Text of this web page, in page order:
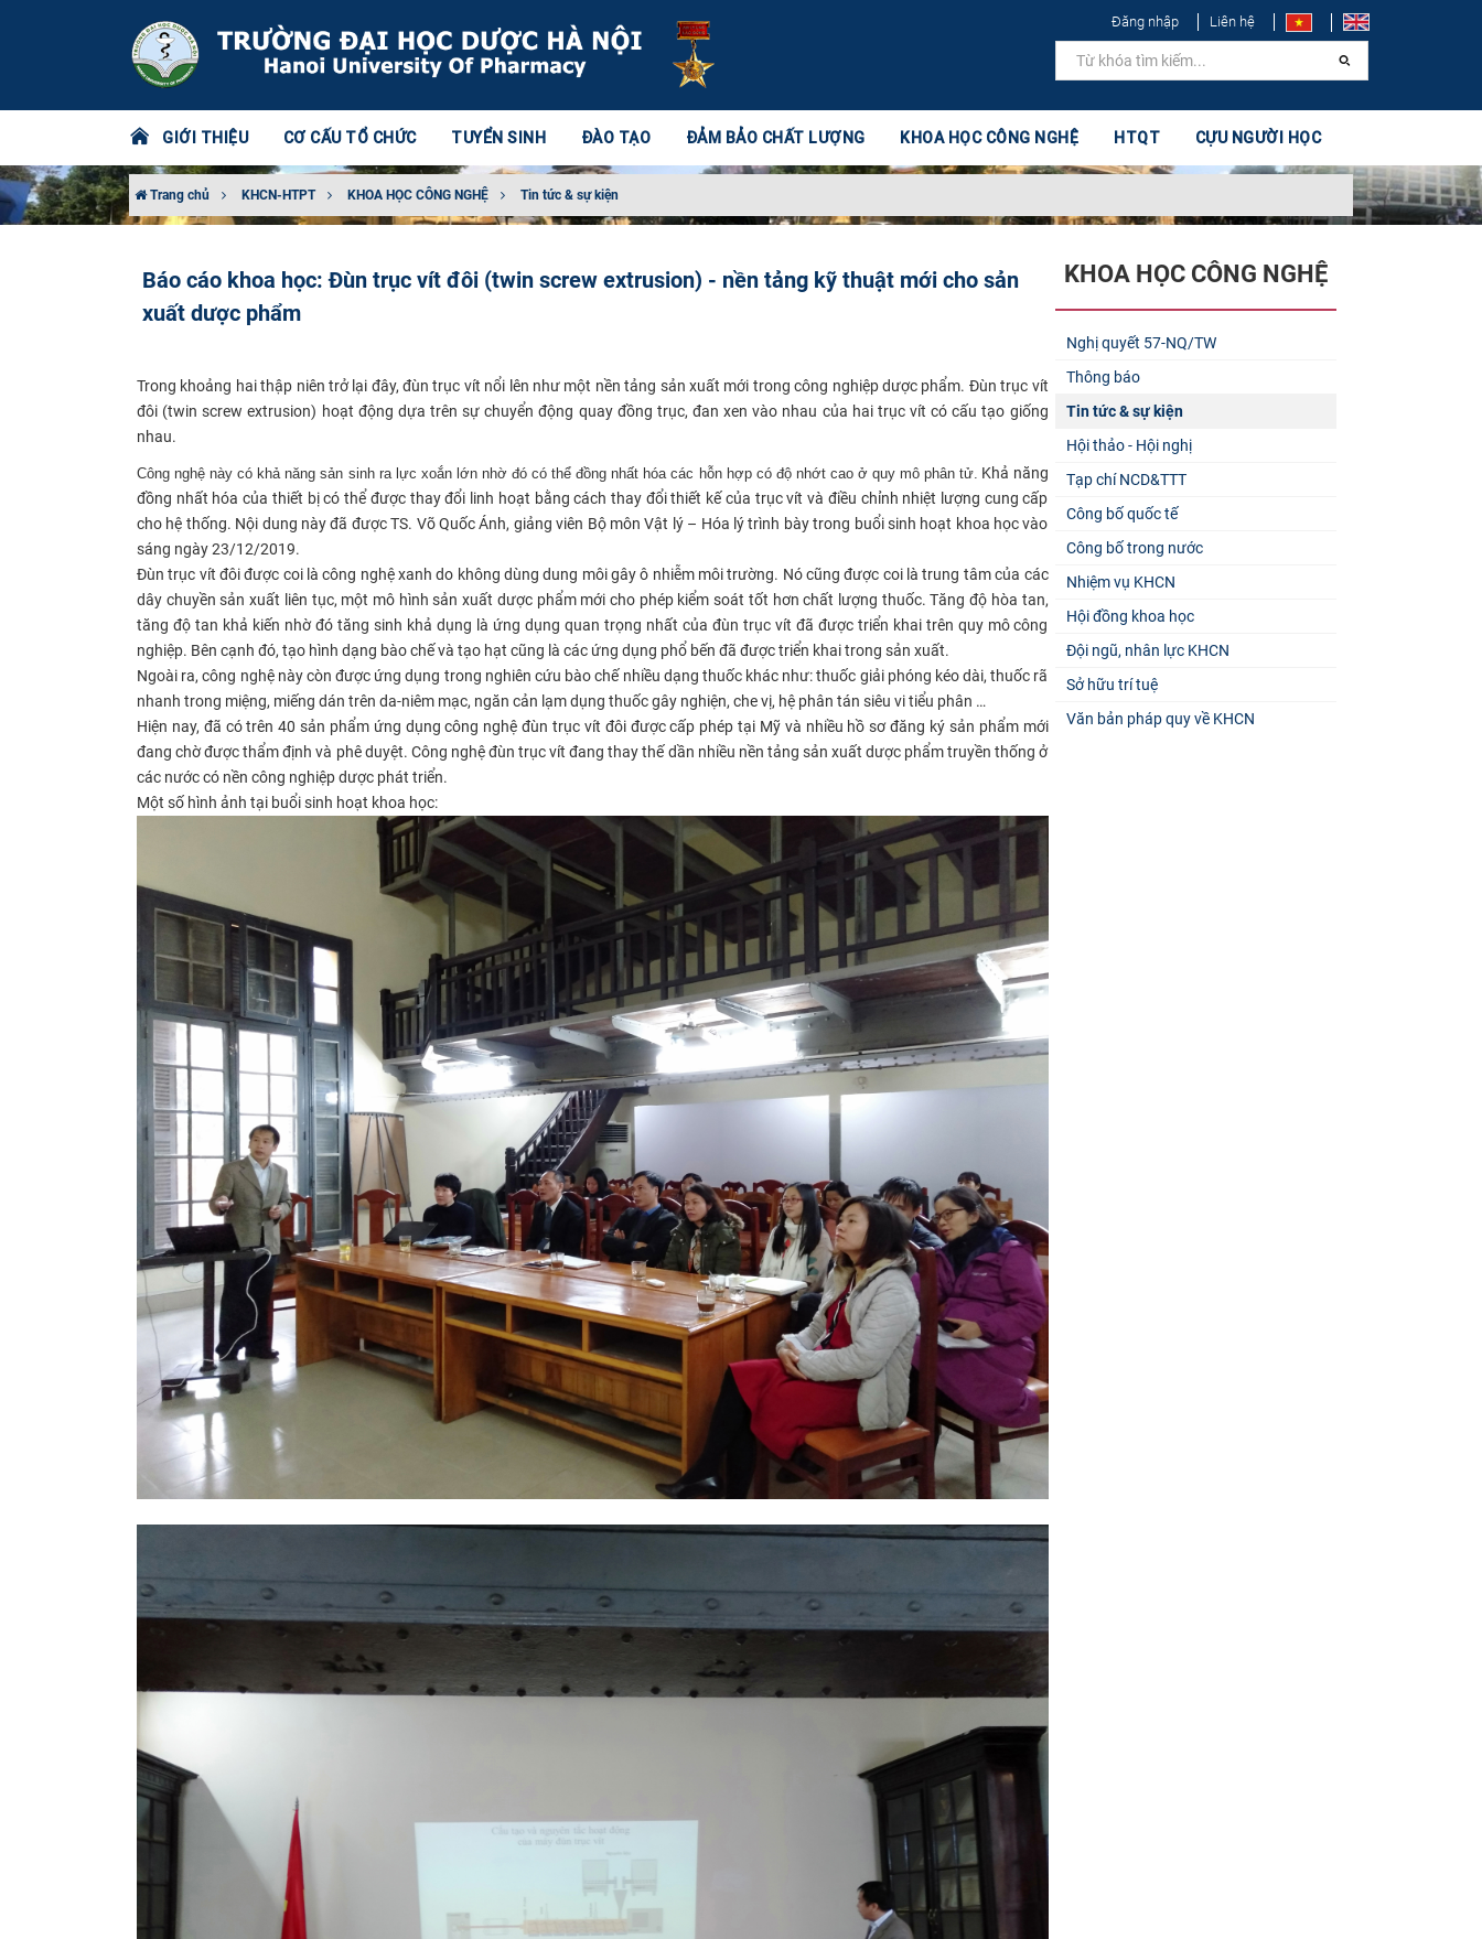
Đăng nhập Liên hệ
GIỚI THIỆU CƠ CẤU TỔ CHỨC TUYỂN SINH ĐÀO TẠO ĐẢM BẢO CHẤT LƯỢNG KHOA HỌC CÔNG NGHỆ HTQT CỰU NGƯỜI HỌC
Trang chủ KHCN-HTPT KHOA HỌC CÔNG NGHỆ Tin tức & sự kiện
Báo cáo khoa học: Đùn trục vít đôi (twin screw extrusion) - nền tảng kỹ thuật mới cho sản
xuất dược phẩm
Trong khoảng hai thập niên trở lại đây, đùn trục vít nổi lên như một nền tảng sản xuất mới trong công nghiệp dược phẩm. Đùn trục vít
đôi (twin screw extrusion) hoạt động dựa trên sự chuyển động quay đồng trục, đan xen vào nhau của hai trục vít có cấu tạo giống
nhau.
Công nghệ này có khả năng sản sinh ra lực xoắn lớn nhờ đó có thể đồng nhất hóa các hỗn hợp có độ nhớt cao ở quy mô phân tử. Khả năng
đồng nhất hóa của thiết bị có thể được thay đổi linh hoạt bằng cách thay đổi thiết kế của trục vít và điều chỉnh nhiệt lượng cung cấp
cho hệ thống. Nội dung này đã được TS. Võ Quốc Ánh, giảng viên Bộ môn Vật lý – Hóa lý trình bày trong buổi sinh hoạt khoa học vào
sáng ngày 23/12/2019.
Đùn trục vít đôi được coi là công nghệ xanh do không dùng dung môi gây ô nhiễm môi trường. Nó cũng được coi là trung tâm của các
dây chuyền sản xuất liên tục, một mô hình sản xuất dược phẩm mới cho phép kiểm soát tốt hơn chất lượng thuốc. Tăng độ hòa tan,
tăng độ tan khả kiến nhờ đó tăng sinh khả dụng là ứng dụng quan trọng nhất của đùn trục vít đã được triển khai trên quy mô công
nghiệp. Bên cạnh đó, tạo hình dạng bào chế và tạo hạt cũng là các ứng dụng phổ bến đã được triển khai trong sản xuất.
Ngoài ra, công nghệ này còn được ứng dụng trong nghiên cứu bào chế nhiều dạng thuốc khác như: thuốc giải phóng kéo dài, thuốc rã
nhanh trong miệng, miếng dán trên da-niêm mạc, ngăn cản lạm dụng thuốc gây nghiện, che vị, hệ phân tán siêu vi tiểu phân …
Hiện nay, đã có trên 40 sản phẩm ứng dụng công nghệ đùn trục vít đôi được cấp phép tại Mỹ và nhiều hồ sơ đăng ký sản phẩm mới
đang chờ được thẩm định và phê duyệt. Công nghệ đùn trục vít đang thay thế dần nhiều nền tảng sản xuất dược phẩm truyền thống ở
các nước có nền công nghiệp dược phát triển.
Một số hình ảnh tại buổi sinh hoạt khoa học:
KHOA HỌC CÔNG NGHỆ
Nghị quyết 57-NQ/TW
Thông báo
Tin tức & sự kiện
Hội thảo - Hội nghị
Tạp chí NCD&TTT
Công bố quốc tế
Công bố trong nước
Nhiệm vụ KHCN
Hội đồng khoa học
Đội ngũ, nhân lực KHCN
Sở hữu trí tuệ
Văn bản pháp quy về KHCN